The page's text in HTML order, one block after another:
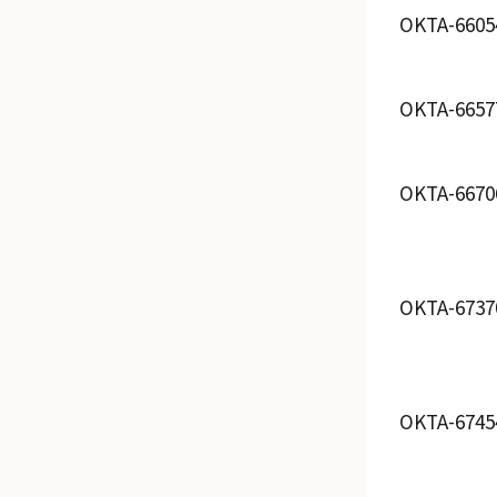
OKTA-
OKTA-
OKTA-
OKTA-
OKTA-